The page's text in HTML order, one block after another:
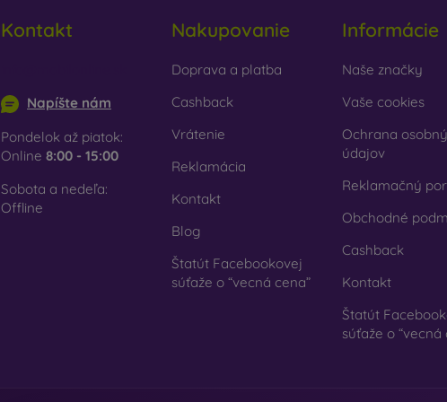
– sklo sa používa len na doplnenie krytov. Dodávajú
je, že sklenený kryt na mobil môže prasknúť.
Recyklovaný materiál– kompostovateľné obaly na mobil sú
prírode môžu 100 % rozložiť. Dôraz na životné prostredie je v
Na našom e-shope FOON nájdete desiatky zaujímavých krytov na
vybrať len ten svoj.
Kontakt
Napíšte nám
Pondelok až piatok:
Online 8:00 - 15:00
Sobota a nedeľa:
Offline
Nakupovanie
Doprava a platba
Cashback
Vrátenie
Reklamácia
Kontakt
Blog
Štatút Facebookovej
súťaže o “vecná cena”
Informácie
Naše značky
Vaše cookies
Ochrana
údajov
Reklamačný
Obchodné
Cashback
Kontakt
Štatút
súťaže o “vecná